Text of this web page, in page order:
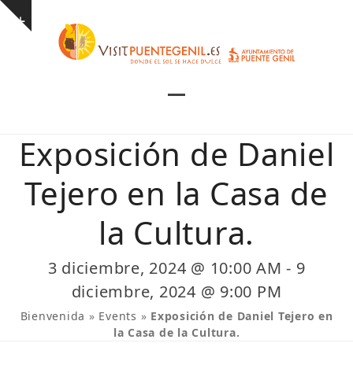
Skip
Show
mobile
menu
mobile
menu
Exposición de Daniel
Tejero en la Casa de
la Cultura.
3 diciembre, 2024 @ 10:00 AM - 9
diciembre, 2024 @ 9:00 PM
Bienvenida » Events » Exposición de Daniel Tejero en
la Casa de la Cultura.